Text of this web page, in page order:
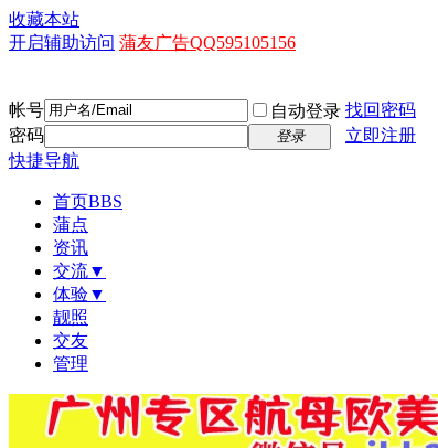
收藏本站
开启辅助访问 蒲友广告QQ595105156
帐号 自动登录 找回密码
密码
登录
立即注册
快捷导航
首页BBS
蒲点
资讯
交流▼
体验▼
靓照
交友
管理